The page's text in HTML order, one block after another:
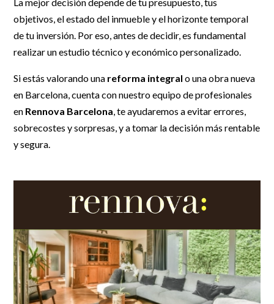
objetivos, el estado del inmueble y el horizonte temporal
de tu inversión. Por eso, antes de decidir, es fundamental
realizar un estudio técnico y económico personalizado.
Si estás valorando una reforma integral o una obra nueva
en Barcelona, cuenta con nuestro equipo de profesionales
en Rennova Barcelona, te ayudaremos a evitar errores,
sobrecostes y sorpresas, y a tomar la decisión más rentable
y segura.